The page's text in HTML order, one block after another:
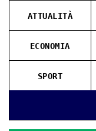
ATTUALITÀ
ECONOMIA
SPORT